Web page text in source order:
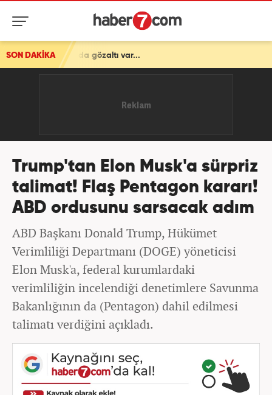
SON DAKİKA
gözaltı var...
Trump'tan Elon Musk'a sürpriz
talimat! Flaş Pentagon kararı!
ABD ordusunu sarsacak adım
ABD Başkanı Donald Trump, Hükümet
Verimliliği Departmanı (DOGE) yöneticisi
Elon Musk'a, federal kurumlardaki
verimliliğin incelendiği denetimlere Savunma
Bakanlığının da (Pentagon) dahil edilmesi
talimatı verdiğini açıkladı.